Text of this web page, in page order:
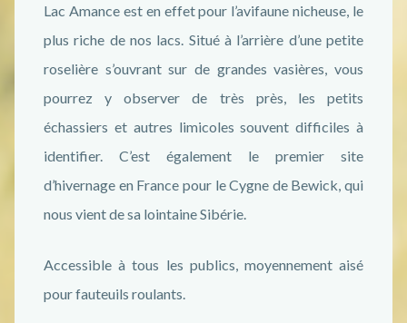
Lac Amance est en effet pour l’avifaune nicheuse, le
plus riche de nos lacs. Situé à l’arrière d’une petite
roselière s’ouvrant sur de grandes vasières, vous
pourrez y observer de très près, les petits
échassiers et autres limicoles souvent difficiles à
identifier. C’est également le premier site
d’hivernage en France pour le Cygne de Bewick, qui
nous vient de sa lointaine Sibérie.
Accessible à tous les publics, moyennement aisé
pour fauteuils roulants.